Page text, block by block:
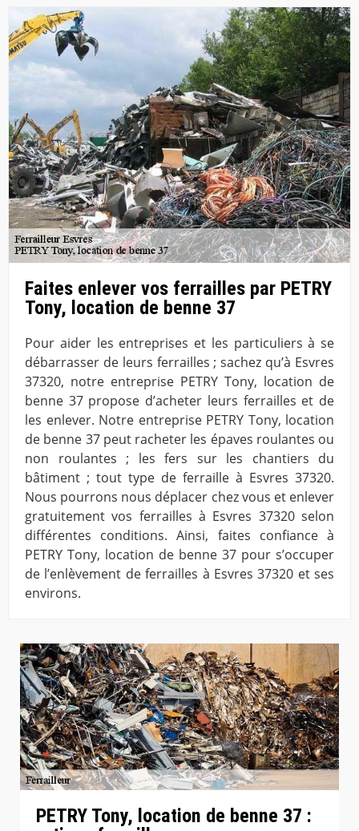
Faites enlever vos ferrailles par PETRY
Tony, location de benne 37
Pour aider les entreprises et les particuliers à se
débarrasser de leurs ferrailles ; sachez qu’à Esvres
37320, notre entreprise PETRY Tony, location de
benne 37 propose d’acheter leurs ferrailles et de
les enlever. Notre entreprise PETRY Tony, location
de benne 37 peut racheter les épaves roulantes ou
non roulantes ; les fers sur les chantiers du
bâtiment ; tout type de ferraille à Esvres 37320.
Nous pourrons nous déplacer chez vous et enlever
gratuitement vos ferrailles à Esvres 37320 selon
différentes conditions. Ainsi, faites confiance à
PETRY Tony, location de benne 37 pour s’occuper
de l’enlèvement de ferrailles à Esvres 37320 et ses
environs.
PETRY Tony, location de benne 37 :